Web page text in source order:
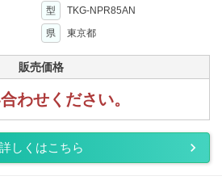
型
TKG-NPR85AN
県 東京都
販売価格
わせください。
詳しくはこちら